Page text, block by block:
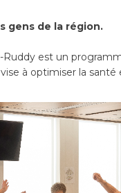
gens de la région.
Ruddy est un
à optimiser la santé